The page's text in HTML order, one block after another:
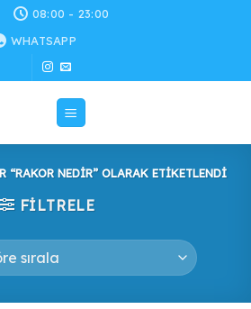
08:00 - 23:00
WHATSAPP
“RAKOR NEDIR” OLARAK ETIKETLENDI
FILTRELE